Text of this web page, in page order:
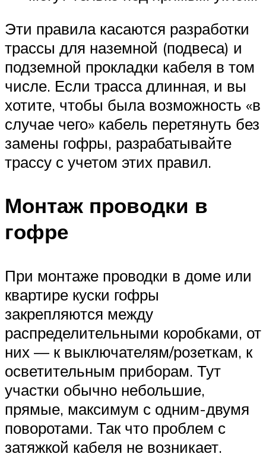
Эти правила касаются разработки
трассы для наземной (подвеса) и
подземной прокладки кабеля в том
числе. Если трасса длинная, и вы
хотите, чтобы была возможность «в
случае чего» кабель перетянуть без
замены гофры, разрабатывайте
трассу с учетом этих правил.
Монтаж проводки в
гофре
При монтаже проводки в доме или
квартире куски гофры
закрепляются между
распределительными коробками, от
них — к выключателям/розеткам, к
осветительным приборам. Тут
участки обычно небольшие,
прямые, максимум с одним-двумя
поворотами. Так что проблем с
затяжкой кабеля не возникает.